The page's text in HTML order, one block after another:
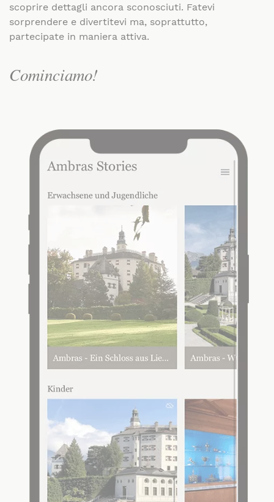
scoprire dettagli ancora sconosciuti. Fatevi
sorprendere e divertitevi ma, soprattutto,
partecipate in maniera attiva.
Cominciamo!